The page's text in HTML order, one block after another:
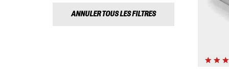
ANNULER TOUS LES FILTRES